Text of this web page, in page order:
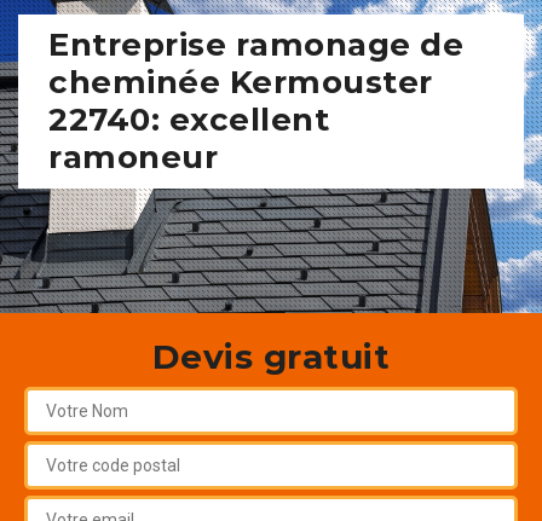
Entreprise ramonage de
cheminée Kermouster
22740: excellent
ramoneur
Devis gratuit